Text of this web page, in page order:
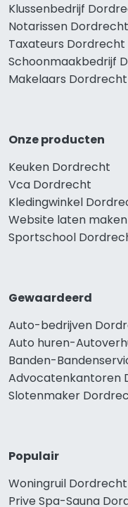
Klussenbedrijf
Notarissen Dordrecht
Taxateurs Dordrecht
Schoonmaakbedrijf
Makelaars Dordrecht
Onze producten
Keuken Dordrecht
Vca Dordrecht
Kledingwinkel
Website laten
Sportschool
Gewaardeerd
Auto-bedrijven
Auto huren-
Banden-
Advocatenkantoren
Slotenmaker
Populair
Woningruil Dordrecht
Prive Spa-Sauna